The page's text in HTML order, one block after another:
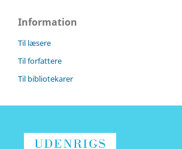
Information
Til læsere
Til forfattere
Til bibliotekarer